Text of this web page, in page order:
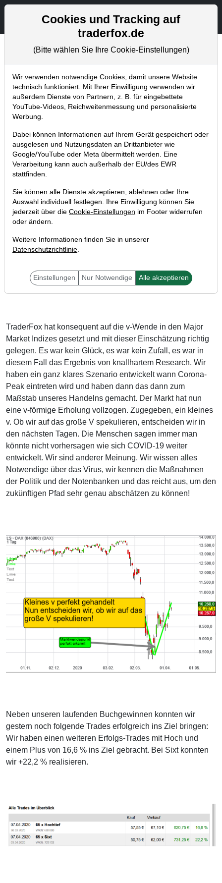
Aktien- und Artikelsuche
Tradingerfolge
Home Blog Tradingerfolge
Live-Trading: Einzigartige
Gewinnserie setzt sich fort. 2
weitere Volltreffer!
08.04.2020 um 17:23 Uhr | TraderFox GmbH
Liebe Leser,
TraderFox hat konsequent auf die v-Wende in den Major
Market Indizes gesetzt und mit dieser Einschätzung richtig
gelegen. Es war kein Glück, es war kein Zufall, es war in
diesem Fall das Ergebnis von knallhartem Research. Wir
haben ein ganz klares Szenario entwickelt wann Corona-
Peak eintreten wird und haben dann das dann zum
Maßstab unseres Handelns gemacht. Der Markt hat nun
eine v-förmige Erholung vollzogen. Zugegeben, ein kleines
v. Ob wir auf das große V spekulieren, entscheiden wir in
den nächsten Tagen. Die Menschen sagen immer man
könnte nicht vorhersagen wie sich COVID-19 weiter
entwickelt. Wir sind anderer Meinung. Wir wissen alles
Notwendige über das Virus, wir kennen die Maßnahmen
der Politik und der Notenbanken und das reicht aus, um den
zukünftigen Pfad sehr genau abschätzen zu können!
Neben unseren laufenden Buchgewinnen konnten wir
gestern noch folgende Trades erfolgreich ins Ziel bringen:
Wir haben einen weiteren Erfolgs-Trades mit Hoch und
einem Plus von 16,6 % ins Ziel gebracht. Bei Sixt konnten
wir +22,2 % realisieren.
Cookies und Tracking auf
traderfox.de
(Bitte wählen Sie Ihre Cookie-Einstellungen)
Wir verwenden notwendige Cookies, damit unsere Website
technisch funktioniert. Mit Ihrer Einwilligung verwenden wir
außerdem Dienste von Partnern, z. B. für eingebettete
YouTube-Videos, Reichweitenmessung und personalisierte
Werbung.
Dabei können Informationen auf Ihrem Gerät gespeichert oder
ausgelesen und Nutzungsdaten an Drittanbieter wie
Google/YouTube oder Meta übermittelt werden. Eine
Verarbeitung kann auch außerhalb der EU/des EWR
stattfinden.
Sie können alle Dienste akzeptieren, ablehnen oder Ihre
Auswahl individuell festlegen. Ihre Einwilligung können Sie
jederzeit über die Cookie-Einstellungen im Footer widerrufen
oder ändern.
Weitere Informationen finden Sie in unserer
Datenschutzrichtlinie.
Einstellungen Nur Notwendige Alle akzeptieren